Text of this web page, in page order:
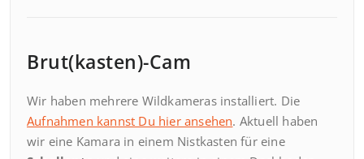
Brut(kasten)-Cam
Wir haben mehrere Wildkameras installiert. Die
Aufnahmen kannst Du hier ansehen. Aktuell haben
wir eine Kamara in einem Nistkasten für eine